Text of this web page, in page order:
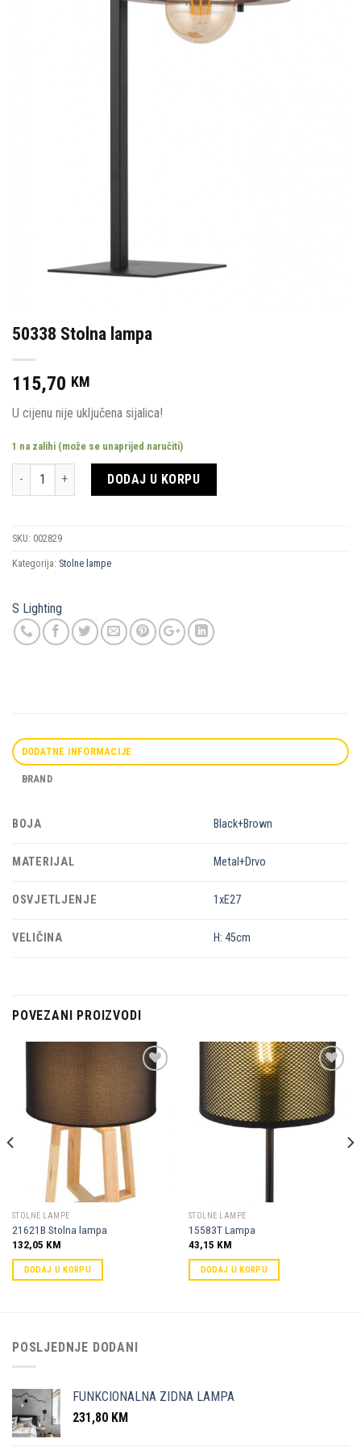
50338 Stolna lampa
115,70 KM
U cijenu nije uključena sijalica!
1 na zalihi (može se unaprijed naručiti)
Količina DODAJ U KORPU
SKU: 002829
Kategorija: Stolne lampe
S Lighting
DODATNE INFORMACIJE
BRAND
BOJA Black+Brown
MATERIJAL Metal+Drvo
OSVJETLJENJE 1xE27
VELIČINA H: 45cm
POVEZANI PROIZVODI
Dodaj u
omiljene
STOLNE LAMPE
21621B Stolna lampa
132,05 KM
DODAJ U KORPU
Dodaj u
omiljene
STOLNE LAMPE
15583T Lampa
43,15 KM
DODAJ U KORPU
POSLJEDNJE DODANI
FUNKCIONALNA ZIDNA LAMPA
231,80 KM